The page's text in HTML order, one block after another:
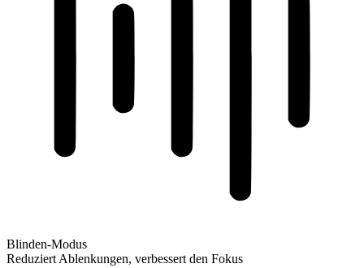
Blinden-Modus
Reduziert Ablenkungen, verbessert den Fokus